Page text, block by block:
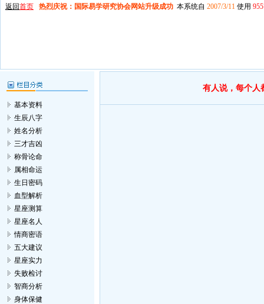
返回首页 热烈庆祝：国际易学研究协会网站升级成功 本系统自 2007/3/11 使用
基本资料
生辰八字
姓名分析
三才吉凶
称骨论命
属相命运
生日密码
血型解析
星座测算
星座名人
情商密语
五大建议
星座实力
失败检讨
智商分析
身体保健
有人说，每个人